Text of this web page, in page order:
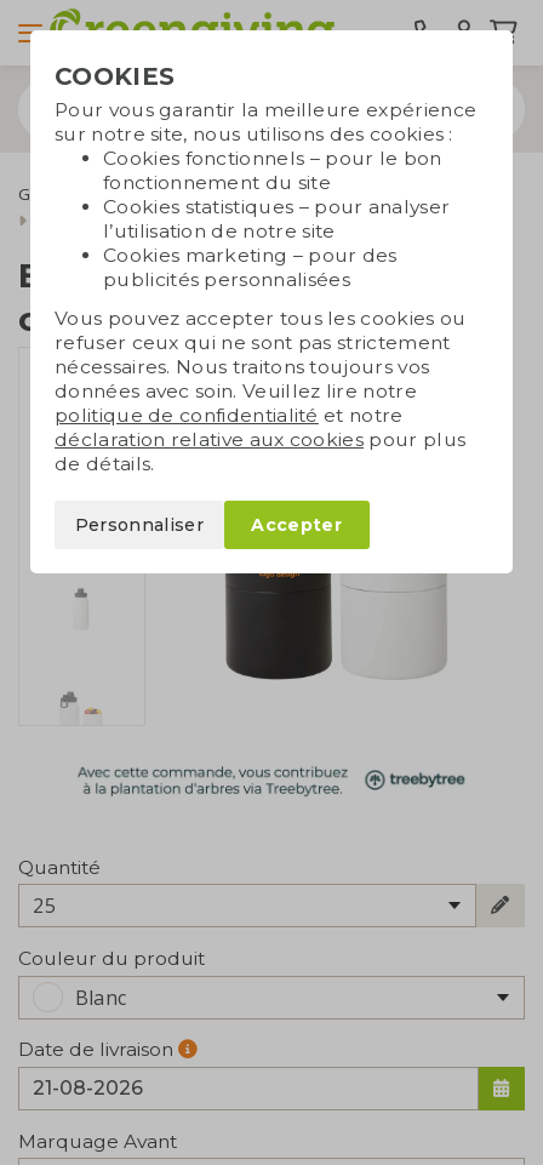
Gourdes réutilisables
Gourdes en acier inoxydable
Bouteille d'eau avec conteneur
Bouteille d'eau avec
conteneur
Quantité
25
Couleur du produit
Blanc
Date de livraison
Marquage Avant
COOKIES
Pour vous garantir la meilleure expérience
sur notre site, nous utilisons des cookies :
Cookies fonctionnels – pour le bon
fonctionnement du site
Cookies statistiques – pour analyser
l’utilisation de notre site
Cookies marketing – pour des
publicités personnalisées
Vous pouvez accepter tous les cookies ou
refuser ceux qui ne sont pas strictement
nécessaires. Nous traitons toujours vos
données avec soin. Veuillez lire notre
politique de confidentialité et notre
déclaration relative aux cookies pour plus
de détails.
Personnaliser Accepter